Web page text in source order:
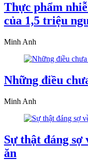
Thực phẩm
của 1,5 triệu
Minh Anh
Những điều
Minh Anh
Sự thật đáng sợ
ăn